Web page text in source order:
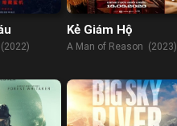
Kẻ Giám Hộ
A Man of Reason (2023)